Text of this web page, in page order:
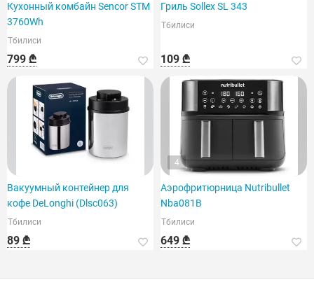
Кухонный комбайн Sencor STM
3760Wh
Тбилиси
799 ₾
Гриль Sollex SL 343
Тбилиси
109 ₾
Вакуумный контейнер для
кофе DeLonghi (Dlsc063)
Тбилиси
89 ₾
4
Аэрофритюрница Nutribullet
Nba081B
Тбилиси
649 ₾